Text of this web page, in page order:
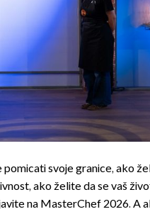
svoje granice, ako
ako želite da se vaš
na MasterChef 2026. A